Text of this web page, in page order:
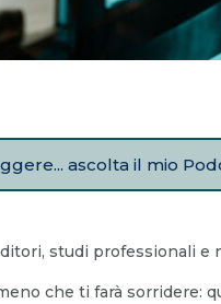
ascolta il mio
studi professionali
che ti farà sorridere: